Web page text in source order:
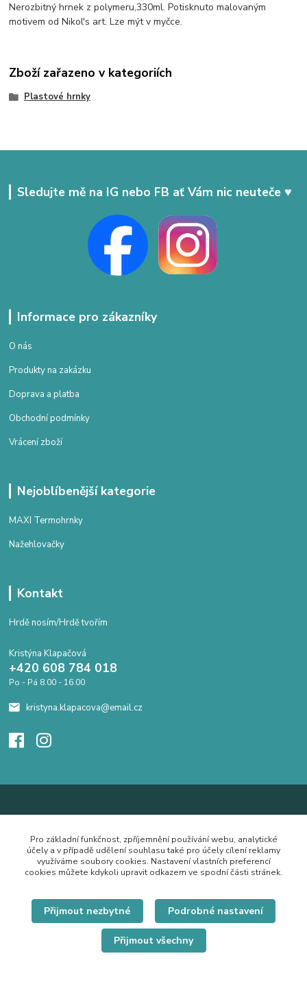
Nerozbitný hrnek z polymeru,330ml. Potisknuto malovaným
motivem od Nikol's art. Lze mýt v myčce.
Zboží zařazeno v kategoriích
Plastové hrnky
Sledujte mě na IG nebo FB ať Vám nic neuteče ♥
Informace pro zákazníky
O nás
Produkty na zakázku
Doprava a platba
Obchodní podmínky
Vrácení zboží
Nejoblíbenější kategorie
MAXI Termohrnky
Nažehlovačky
Kontakt
Hrdě nosím/Hrdě tvořím
Kristýna Klapačová
+420 608 784 018
Po - Pá 8.00 - 16.00
kristyna.klapacova@email.cz
Pro základní funkčnost, zpříjemnění používání webu, analytické
účely a v případě udělení souhlasu také pro účely cílení reklamy
využíváme soubory cookies. Nastavení vlastních preferencí
cookies můžete kdykoli upravit odkazem ve spodní části stránek.
Přijmout nezbytné Podrobné nastavení
Přijmout všechny